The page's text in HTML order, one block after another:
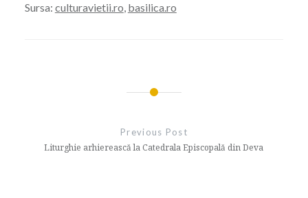
Sursa: culturavietii.ro, basilica.ro
articole
Previous Post
Liturghie arhierească la Catedrala Episcopală din Deva